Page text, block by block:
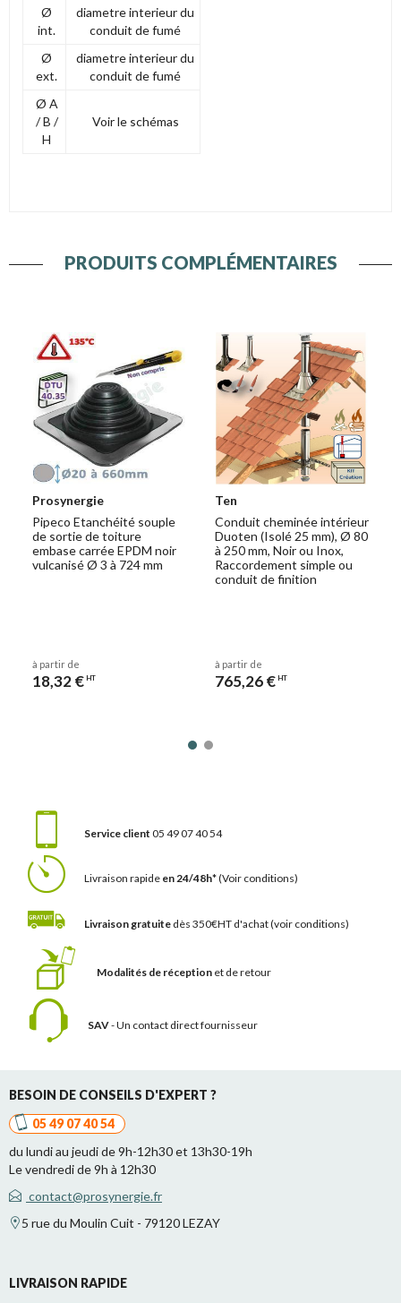
Ø
int.
diametre interieur du
conduit de fumé
Ø
ext.
diametre interieur du
conduit de fumé
Ø A
/ B /
H
Voir le schémas
PRODUITS COMPLÉMENTAIRES
Prosynergie
Pipeco Etanchéité souple
de sortie de toiture
embase carrée EPDM noir
vulcanisé Ø 3 à 724 mm
à partir de
18,32 € HT
Ten
Conduit cheminée intérieur
Duoten (Isolé 25 mm), Ø 80
à 250 mm, Noir ou Inox,
Raccordement simple ou
conduit de finition
à partir de
765,26 € HT
Service client 05 49 07 40 54
Livraison rapide en 24/48h*(Voir conditions)
Livraison gratuite dès 350€HT d'achat(voir conditions)
Modalités de réception et de retour
SAV- Un contact direct fournisseur
BESOIN DE CONSEILS D'EXPERT ?
05 49 07 40 54
du lundi au jeudi de 9h-12h30 et 13h30-19h
Le vendredi de 9h à 12h30
contact@prosynergie.fr
5 rue du Moulin Cuit - 79120 LEZAY
LIVRAISON RAPIDE